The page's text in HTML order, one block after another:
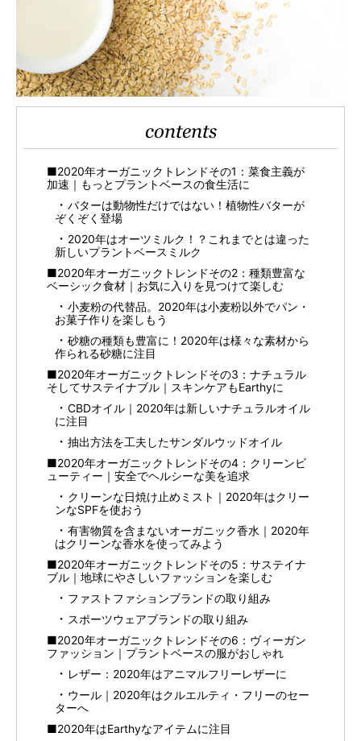
contents
■2020年オーガニックトレンドその1：菜食主義が
加速｜もっとプラントベースの食生活に
バターは動物性だけではない！植物性バターが
ぞくぞく登場
2020年はオーツミルク！？これまでとは違った
新しいプラントベースミルク
■2020年オーガニックトレンドその2：種類豊富な
ベーシック食材｜お気に入りを見つけて楽しむ
小麦粉の代替品。2020年は小麦粉以外でパン・
お菓子作りを楽しもう
砂糖の種類も豊富に！2020年は様々な素材から
作られる砂糖に注目
■2020年オーガニックトレンドその3：ナチュラル
そしてサステイナブル｜スキンケアもEarthyに
CBDオイル｜2020年は新しいナチュラルオイル
に注目
抽出方法を工夫したサンダルウッドオイル
■2020年オーガニックトレンドその4：クリーンビ
ューティー｜安全でヘルシーな美を追求
クリーンな日焼け止めミスト｜2020年はクリー
ンなSPFを使おう
有害物質を含まないオーガニック香水｜2020年
はクリーンな香水を使ってみよう
■2020年オーガニックトレンドその5：サステイナ
ブル｜地球にやさしいファッションを楽しむ
ファストファションブランドの取り組み
スポーツウェアブランドの取り組み
■2020年オーガニックトレンドその6：ヴィーガン
ファッション｜プラントベースの服がおしゃれ
レザー：2020年はアニマルフリーレザーに
ウール｜2020年はクルエルティ・フリーのセー
ターへ
■2020年はEarthyなアイテムに注目